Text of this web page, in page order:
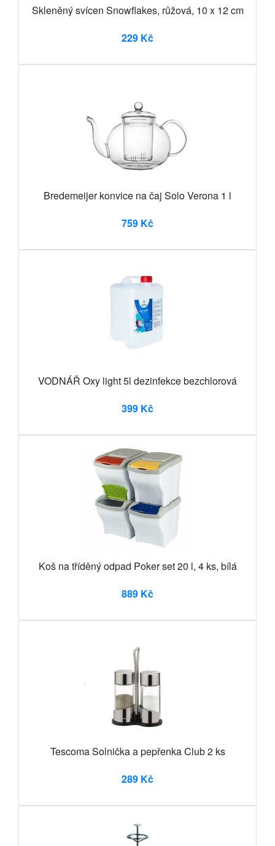
Skleněný svícen Snowflakes, růžová, 10 x 12 cm
229 Kč
Bredemeijer konvice na čaj Solo Verona 1 l
759 Kč
VODNÁŘ Oxy light 5l dezinfekce bezchlorová
399 Kč
Koš na tříděný odpad Poker set 20 l, 4 ks, bílá
889 Kč
Tescoma Solnička a pepřenka Club 2 ks
289 Kč